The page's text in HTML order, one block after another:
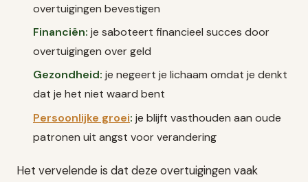
overtuigingen bevestigen
Financiën: je saboteert financieel succes door
overtuigingen over geld
Gezondheid: je negeert je lichaam omdat je denkt
dat je het niet waard bent
Persoonlijke groei: je blijft vasthouden aan oude
patronen uit angst voor verandering
Het vervelende is dat deze overtuigingen vaak